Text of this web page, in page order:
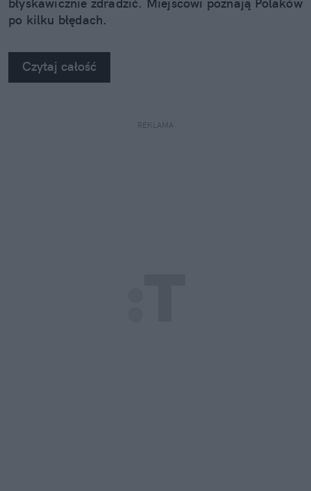
po kilku błędach.
Czytaj całość
REKLAMA